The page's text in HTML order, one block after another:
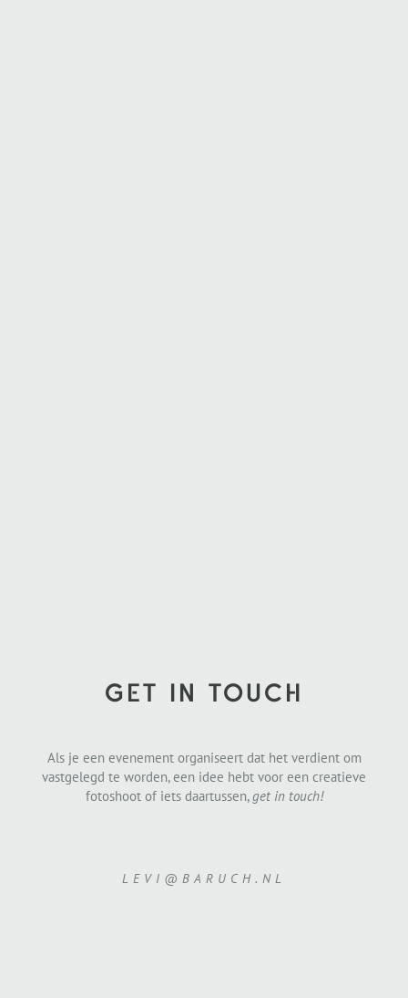
GET IN TOUCH
Als je een evenement organiseert dat het verdient om
vastgelegd te worden, een idee hebt voor een creatieve
fotoshoot of iets daartussen,get in touch!
LEVI@BARUCH.NL